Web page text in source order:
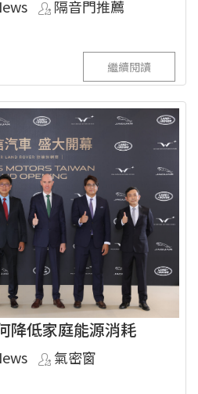
隔音門推薦
繼續閱讀
降低家庭能源消耗
氣密窗